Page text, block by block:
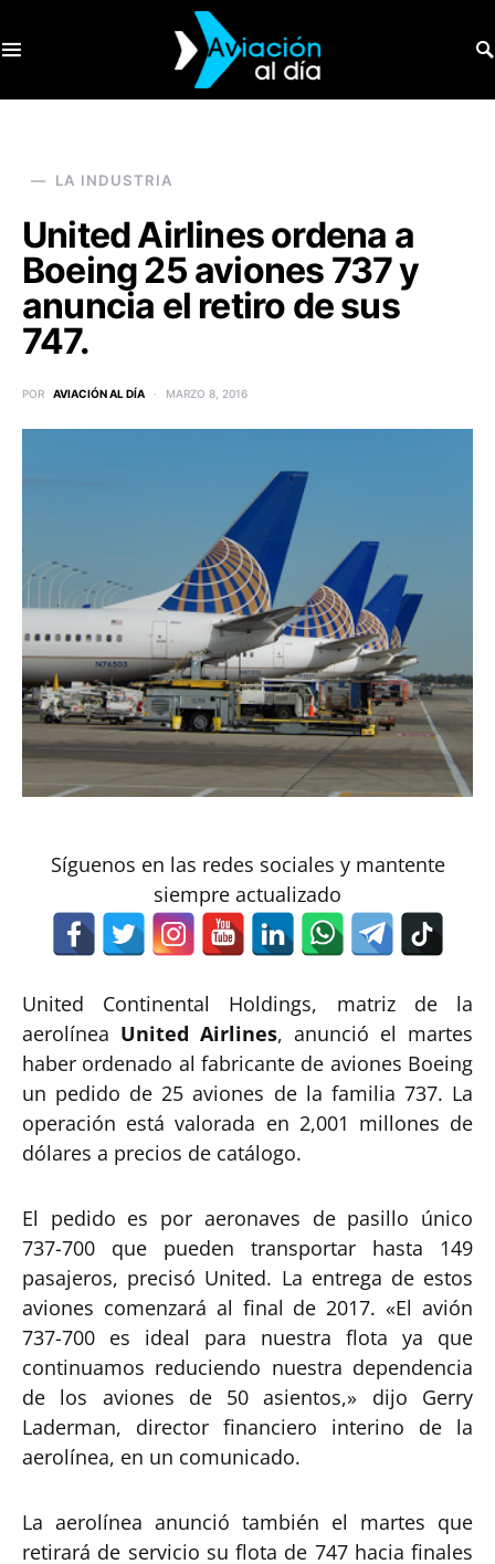
LA INDUSTRIA
United Airlines ordena a
Boeing 25 aviones 737 y
anuncia el retiro de sus
747.
POR AVIACIÓN AL DÍA MARZO 8, 2016
Síguenos en las redes sociales y mantente
siempre actualizado
United Continental Holdings, matriz de la
aerolínea United Airlines, anunció el martes
haber ordenado al fabricante de aviones Boeing
un pedido de 25 aviones de la familia 737. La
operación está valorada en 2,001 millones de
dólares a precios de catálogo.
El pedido es por aeronaves de pasillo único
737-700 que pueden transportar hasta 149
pasajeros, precisó United. La entrega de estos
aviones comenzará al final de 2017. «El avión
737-700 es ideal para nuestra flota ya que
continuamos reduciendo nuestra dependencia
de los aviones de 50 asientos,» dijo Gerry
Laderman, director financiero interino de la
aerolínea, en un comunicado.
La aerolínea anunció también el martes que
retirará de servicio su flota de 747 hacia finales